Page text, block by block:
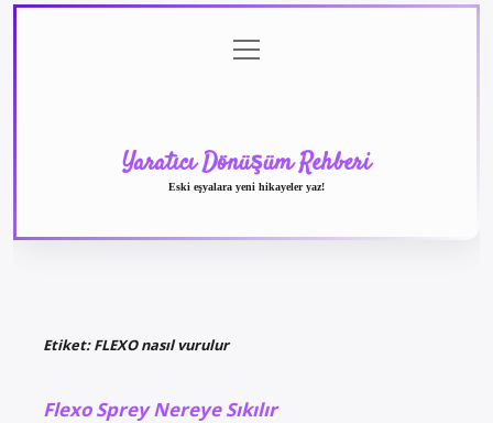
menüyü
aç
Yaratıcı Dönüşüm Rehberi
Eski eşyalara yeni hikayeler yaz!
Etiket:FLEXO nasıl vurulur
Flexo Sprey Nereye Sıkılır